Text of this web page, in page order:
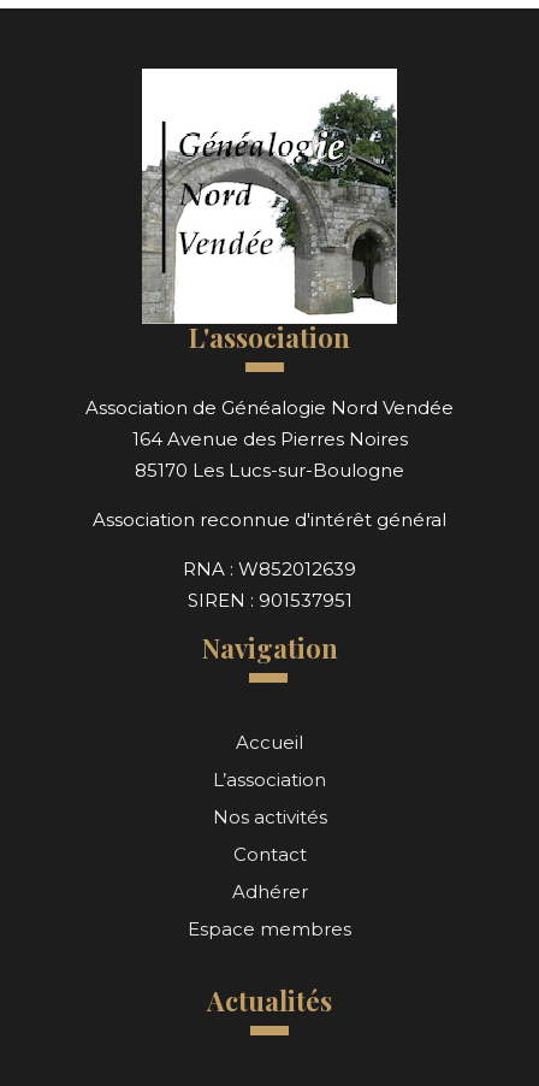
L'association
Association de Généalogie Nord Vendée
164 Avenue des Pierres Noires
85170 Les Lucs-sur-Boulogne
Association reconnue d'intérêt général
RNA : W852012639
SIREN : 901537951
Navigation
Accueil
L’association
Nos activités
Contact
Adhérer
Espace membres
Actualités